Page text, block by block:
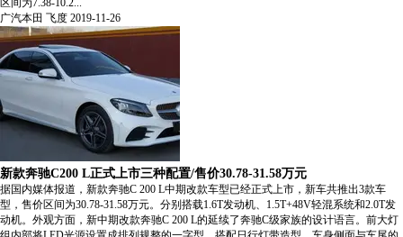
区间为7.38-10.2...
广汽本田 飞度 2019-11-26
新款奔驰C200 L正式上市三种配置/售价30.78-31.58万元
据国内媒体报道，新款奔驰C 200 L中期改款车型已经正式上市，新车共推出3款车
型，售价区间为30.78-31.58万元。分别搭载1.6T发动机、1.5T+48V轻混系统和2.0T发
动机。外观方面，新中期改款奔驰C 200 L的延续了奔驰C级家族的设计语言。前大灯